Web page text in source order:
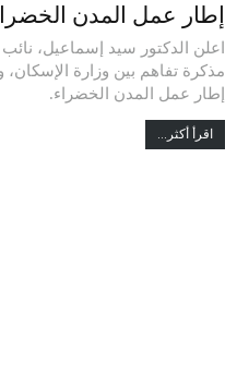
إطار عمل المدن
اعلن الدكتور سيد إسماعيل،
مذكرة تفاهم بين وزارة الإسكان،
إطار عمل المدن الخضراء.
اقرأ أكثر...